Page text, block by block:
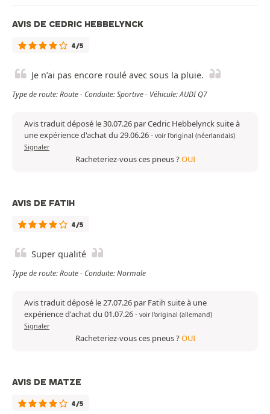
AVIS DE CEDRIC HEBBELYNCK
4/5
Je n’ai pas encore roulé avec sous la pluie.
Type de route: Route - Conduite: Sportive - Véhicule: AUDI Q7
Avis traduit déposé le 30.07.26 par Cedric Hebbelynck suite à
une expérience d'achat du 29.06.26- voir l'original (néerlandais)
Signaler
Racheteriez-vous ces pneus ?OUI
AVIS DE FATIH
4/5
Super qualité
Type de route: Route - Conduite: Normale
Avis traduit déposé le 27.07.26 par Fatih suite à une
expérience d'achat du 01.07.26- voir l'original (allemand)
Signaler
Racheteriez-vous ces pneus ?OUI
AVIS DE MATZE
4/5